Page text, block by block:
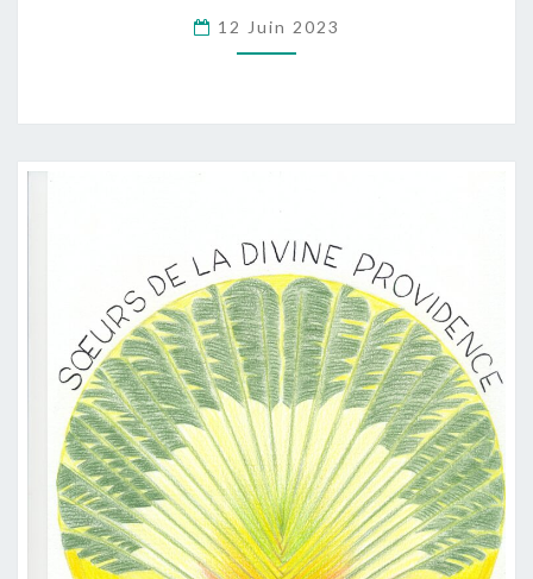
RIBEAUVILLÉ
LE
12 Juin 2023